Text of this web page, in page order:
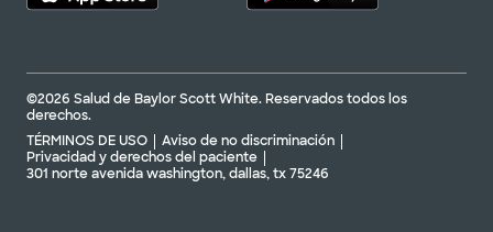
©2026 Salud de Baylor Scott White. Reservados todos los
derechos.
TÉRMINOS DE USO
Aviso de no discriminación
Privacidad y derechos del paciente
301 norte avenida washington, dallas, tx 75246